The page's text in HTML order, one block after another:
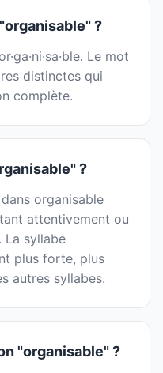
?
Le mot
distinctes qui
complète.
?
organisable
attentivement ou
La syllabe
plus forte, plus
autres syllabes.
"organisable" ?